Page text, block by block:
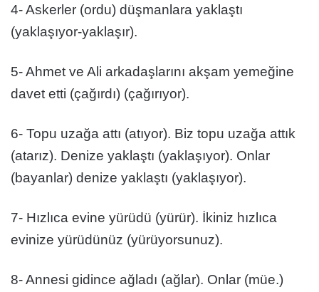
4- Askerler (ordu) düşmanlara yaklaştı
(yaklaşıyor-yaklaşır).
5- Ahmet ve Ali arkadaşlarını akşam yemeğine
davet etti (çağırdı) (çağırıyor).
6- Topu uzağa attı (atıyor). Biz topu uzağa attık
(atarız). Denize yaklaştı (yaklaşıyor). Onlar
(bayanlar) denize yaklaştı (yaklaşıyor).
7- Hızlıca evine yürüdü (yürür). İkiniz hızlıca
evinize yürüdünüz (yürüyorsunuz).
8- Annesi gidince ağladı (ağlar). Onlar (müe.)